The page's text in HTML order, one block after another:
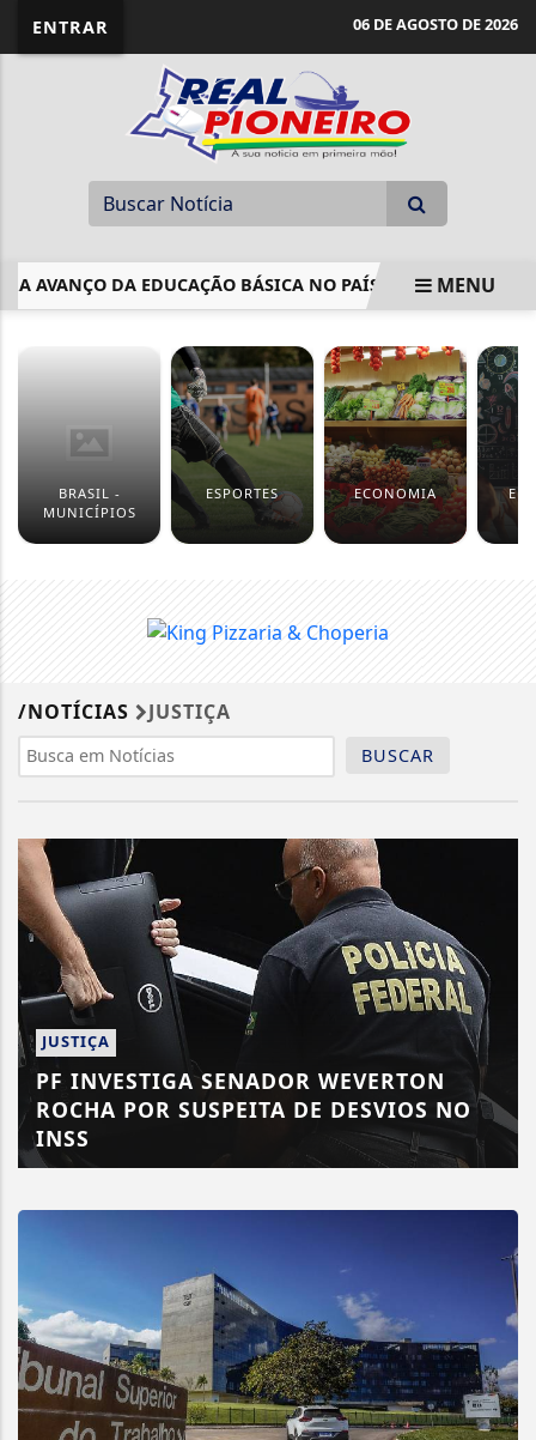
ENTRAR 06 DE AGOSTO DE 2026
AVANÇO DA EDUCAÇÃO BÁSICA NO PAÍS TSEMENU
BRASIL -
MUNICÍPIOS
ESPORTES ECONOMIA
/NOTÍCIAS JUSTIÇA
BUSCAR
JUSTIÇA
PF INVESTIGA SENADOR WEVERTON
ROCHA POR SUSPEITA DE DESVIOS NO
INSS